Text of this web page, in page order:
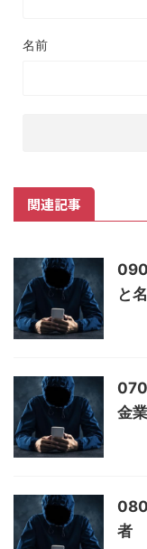
名前
関連記事
と
金
者